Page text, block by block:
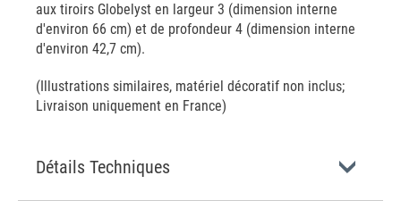
aux tiroirs Globelyst en largeur 3 (dimension interne
d'environ 66 cm) et de profondeur 4 (dimension interne
d'environ 42,7 cm).
(Illustrations similaires, matériel décoratif non inclus;
Livraison uniquement en France)
Détails Techniques